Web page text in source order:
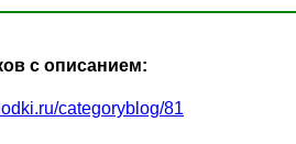
с описанием:
categoryblog/81